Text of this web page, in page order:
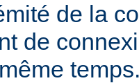
de la
de